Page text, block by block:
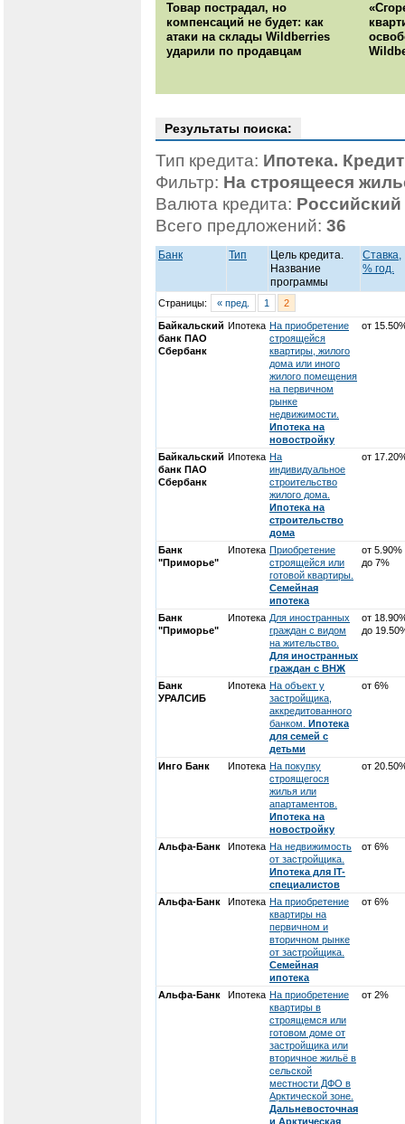
Товар пострадал, но
компенсаций не будет: как
атаки на склады Wildberries
ударили по продавцам
Результаты поиска:
Тип кредита: Ипотека.
Фильтр: На строящееся
Валюта кредита:
Всего предложений: 36
Банк Тип
Цель кредита.
Название
программы
Ставка,
% год.
Страницы: « пред. 1 2
Байкальский
банк ПАО
Сбербанк
Ипотека На приобретение
строящейся
квартиры, жилого
дома или иного
жилого помещения
на первичном
рынке
недвижимости.
Ипотека на
новостройку
от
Байкальский
банк ПАО
Сбербанк
Ипотека На
индивидуальное
строительство
жилого дома.
Ипотека на
строительство
дома
от
Банк
"Приморье"
Ипотека Приобретение
строящейся или
готовой квартиры.
Семейная
ипотека
от 5.90%
до 7%
Банк
"Приморье"
Ипотека Для иностранных
граждан с видом
на жительство.
Для иностранных
граждан с ВНЖ
от
до
Банк
УРАЛСИБ
Ипотека На объект у
застройщика,
аккредитованного
банком. Ипотека
для семей с
детьми
от 6%
Инго Банк Ипотека На покупку
строящегося
жилья или
апартаментов.
Ипотека на
новостройку
от
Альфа-Банк Ипотека На недвижимость
от застройщика.
Ипотека для IT-
специалистов
от 6%
Альфа-Банк Ипотека На приобретение
квартиры на
первичном и
вторичном рынке
от застройщика.
Семейная
ипотека
от 6%
Альфа-Банк Ипотека На приобретение
квартиры в
строящемся или
готовом доме от
застройщика или
вторичное жильё в
сельской
местности ДФО в
Арктической зоне.
Дальневосточная
и Арктическая
от 2%